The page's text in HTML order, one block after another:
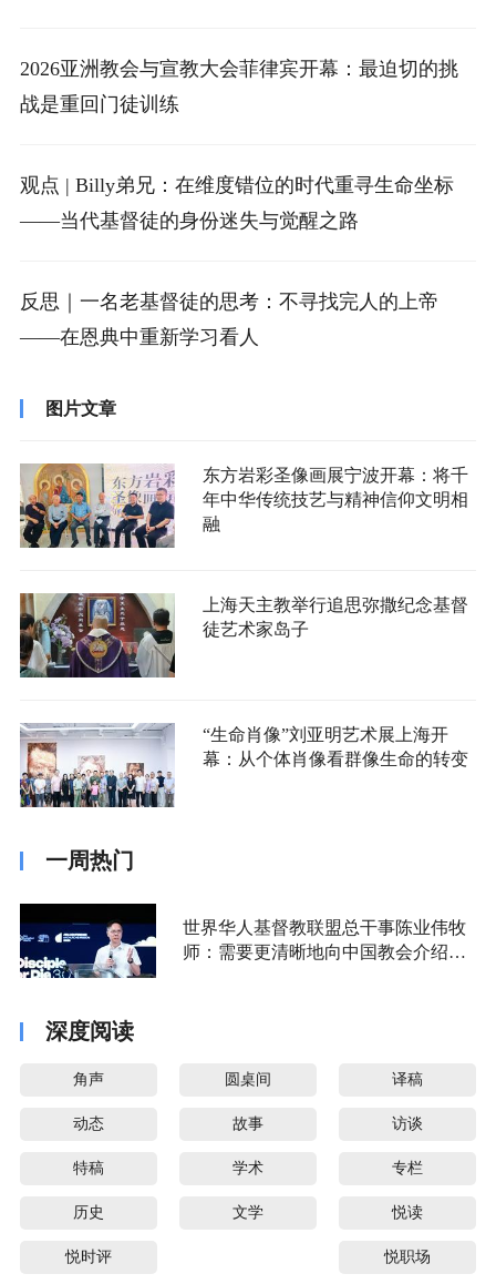
2026亚洲教会与宣教大会菲律宾开幕：最迫切的挑
战是重回门徒训练
观点 | Billy弟兄：在维度错位的时代重寻生命坐标
——当代基督徒的身份迷失与觉醒之路
反思｜一名老基督徒的思考：不寻找完人的上帝
——在恩典中重新学习看人
图片文章
东方岩彩圣像画展宁波开幕：将千
年中华传统技艺与精神信仰文明相
融
上海天主教举行追思弥撒纪念基督
徒艺术家岛子
“生命肖像”刘亚明艺术展上海开
幕：从个体肖像看群像生命的转变
一周热门
世界华人基督教联盟总干事陈业伟牧
师：需要更清晰地向中国教会介绍福
深度阅读
角声 圆桌间 译稿
动态 故事 访谈
特稿 学术 专栏
历史 文学 悦读
悦时评 悦职场